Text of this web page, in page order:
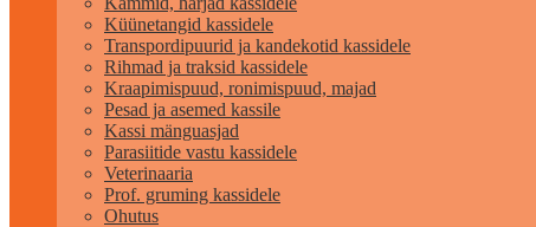
Küünetangid kassidele
Transpordipuurid ja kandekotid kassidele
Rihmad ja traksid kassidele
Kraapimispuud, ronimispuud, majad
Pesad ja asemed kassile
Kassi mänguasjad
Parasiitide vastu kassidele
Veterinaaria
Prof. gruming kassidele
Ohutus